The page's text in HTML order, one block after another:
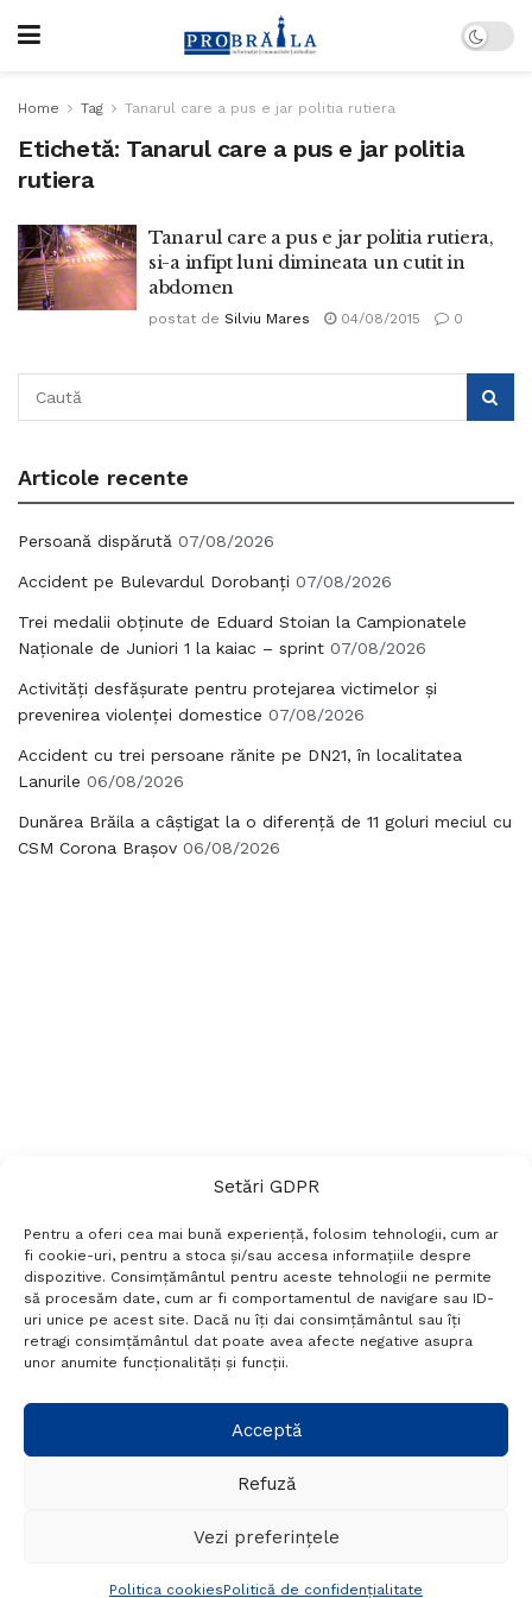
Setări GDPR
Pentru a oferi cea mai bună experiență, folosim tehnologii, cum ar
fi cookie-uri, pentru a stoca și/sau accesa informațiile despre
dispozitive. Consimțământul pentru aceste tehnologii ne permite
să procesăm date, cum ar fi comportamentul de navigare sau ID-
uri unice pe acest site. Dacă nu îți dai consimțământul sau îți
retragi consimțământul dat poate avea afecte negative asupra
unor anumite funcționalități și funcții.
Acceptă
Refuză
Vezi preferințele
Politica cookiesPolitică de confidențialitate
Home Tag Tanarul care a pus e jar politia rutiera
Etichetă: Tanarul care a pus e jar politia
rutiera
Tanarul care a pus e jar politia rutiera,
si-a infipt luni dimineata un cutit in
abdomen
postat de Silviu Mares 04/08/2015 0
Articole recente
Persoană dispărută 07/08/2026
Accident pe Bulevardul Dorobanți 07/08/2026
Trei medalii obținute de Eduard Stoian la Campionatele
Naționale de Juniori 1 la kaiac – sprint 07/08/2026
Activități desfășurate pentru protejarea victimelor și
prevenirea violenței domestice 07/08/2026
Accident cu trei persoane rănite pe DN21, în localitatea
Lanurile 06/08/2026
Dunărea Brăila a câștigat la o diferență de 11 goluri meciul cu
CSM Corona Brașov 06/08/2026
Termeni si conditii
Politică de confidențialitate
Politica cookies
Setări GDPR
+40 788 760 194